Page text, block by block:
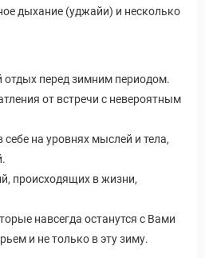
дыхание (уджайи) и несколько
перед зимним периодом.
от встречи с невероятным
на уровнях мыслей и тела,
происходящих в жизни,
навсегда останутся с Вами
и не только в эту зиму.